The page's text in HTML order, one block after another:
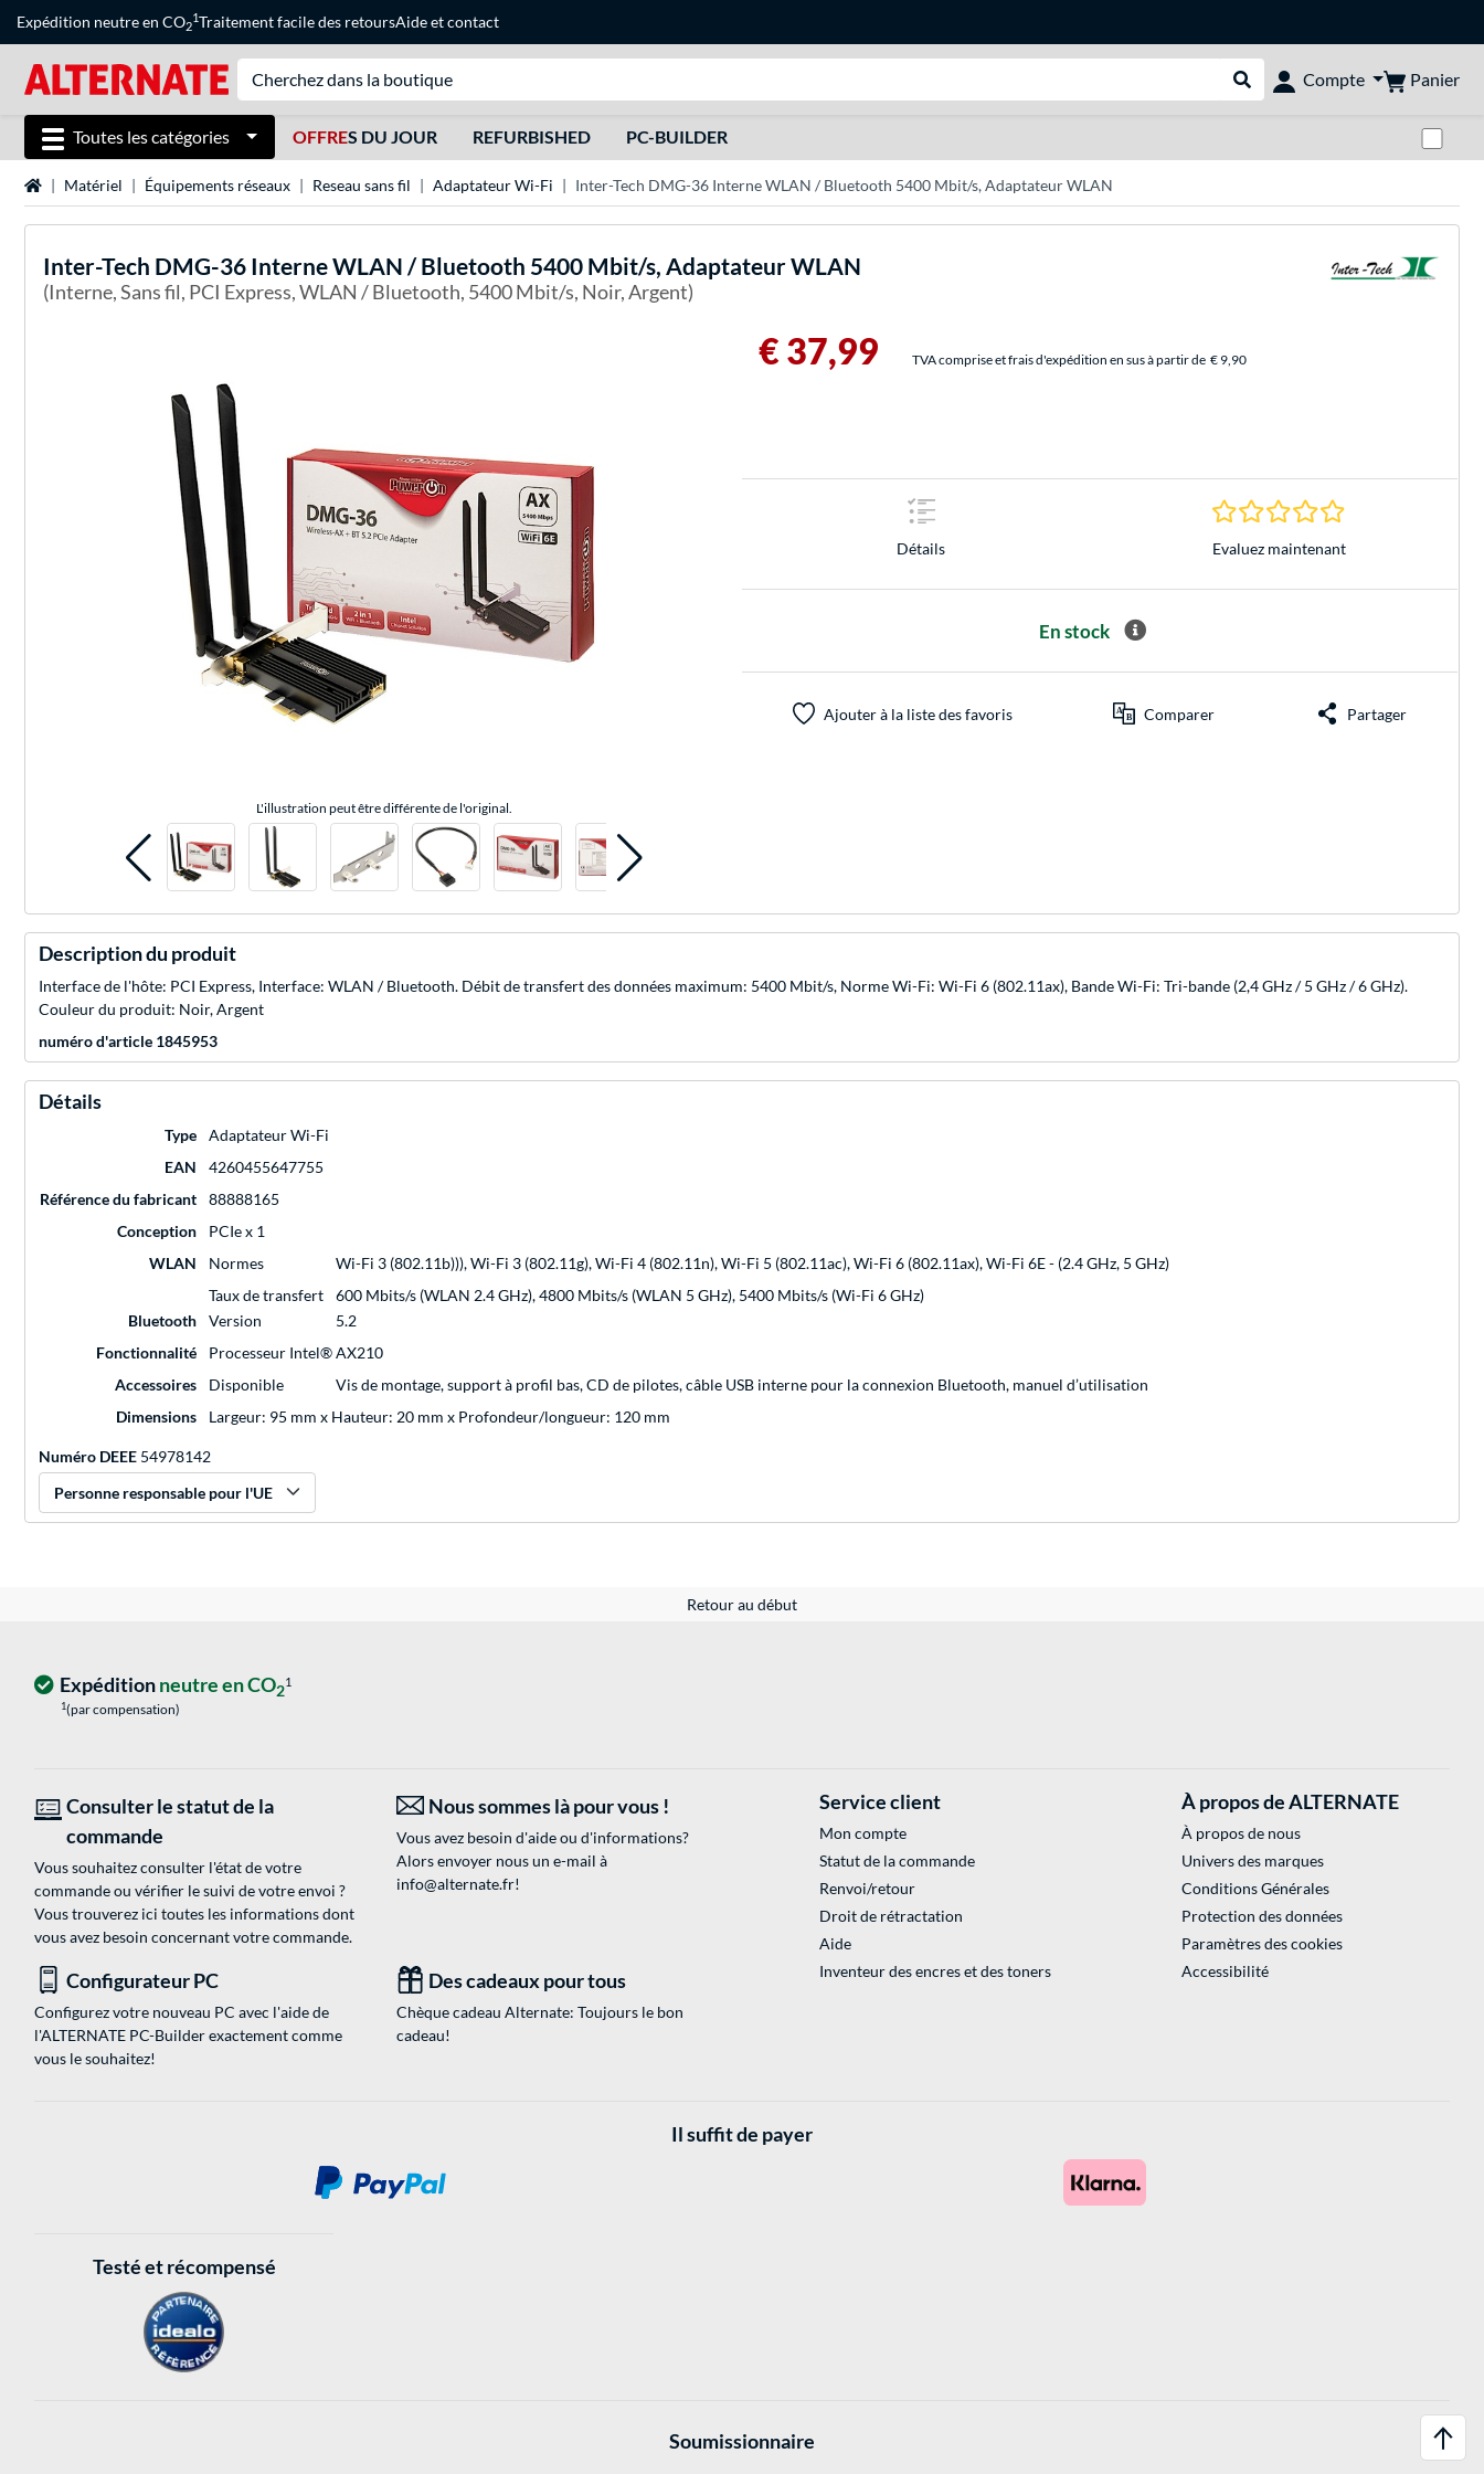
Expédition neutre en CO2
1Traitement facile des retoursAideetcontact
Rechercher dans le shop
Compte Panier
Toutes les catégories OFFRES DU JOUR REFURBISHED PC-BUILDER
Page d'accueil
Matériel Équipements réseaux Reseau sans fil Adaptateur Wi-Fi Inter-Tech DMG-36 Interne WLAN / Bluetooth 5400 Mbit/s, Adaptateur WLAN
Inter-Tech DMG-36 Interne WLAN / Bluetooth 5400 Mbit/s, Adaptateur WLAN
(Interne, Sans fil, PCI Express, WLAN / Bluetooth, 5400 Mbit/s, Noir, Argent)
L'illustration peut être différente de l'original.
€ 37,99 TVA comprise et frais d'expédition en sus à partir de € 9,90
Détails
0.0 Étoiles à 0
Evaluez maintenant
En stock
Ajouter à la liste des favoris Comparer Partager
Description du produit
Interface de l'hôte: PCI Express, Interface: WLAN / Bluetooth. Débit de transfert des données maximum: 5400 Mbit/s, Norme Wi-Fi: Wi-Fi 6 (802.11ax), Bande Wi-Fi: Tri-bande (2,4 GHz / 5 GHz / 6 GHz).
Couleur du produit: Noir, Argent
numéro d'article 1845953
Détails
Type
Adaptateur Wi-Fi
EAN
4260455647755
Référence du fabricant
88888165
Conception
PCIe x 1
WLAN
Normes
Wi-Fi 3 (802.11b))), Wi-Fi 3 (802.11g), Wi-Fi 4 (802.11n), Wi-Fi 5 (802.11ac), Wi-Fi 6 (802.11ax), Wi-Fi 6E - (2.4 GHz, 5 GHz)
Taux de transfert
600 Mbits/s (WLAN 2.4 GHz), 4800 Mbits/s (WLAN 5 GHz), 5400 Mbits/s (Wi-Fi 6 GHz)
Bluetooth
Version
5.2
Fonctionnalité
Processeur Intel® AX210
Accessoires
Disponible
Vis de montage, support à profil bas, CD de pilotes, câble USB interne pour la connexion Bluetooth, manuel d’utilisation
Dimensions
Largeur: 95 mm x Hauteur: 20 mm x Profondeur/longueur: 120 mm
Numéro DEEE 54978142
Personne responsable pour l'UE
Retour au début
Expéditionneutre en CO21
1(par compensation)
Consulter le statut de la
commande
Vous souhaitez consulter l'état de votre
commande ou vérifier le suivi de votre envoi ?
Vous trouverez ici toutes les informations dont
vous avez besoin concernant votre commande.
Nous sommes là pour vous !
Vous avez besoin d'aide ou d'informations?
Alors envoyer nous un e-mail à
info@alternate.fr!
Configurateur PC
Configurez votre nouveau PC avec l'aide de
l'ALTERNATE PC-Builder exactement comme
vous le souhaitez!
Des cadeaux pour tous
Chèque cadeau Alternate: Toujours le bon
cadeau!
Service client
Mon compte
Statut de la commande
Renvoi/retour
Droit de rétractation
Aide
Inventeur des encres et des toners
À propos de ALTERNATE
À propos de nous
Univers des marques
Conditions Générales
Protection des données
Paramètres des cookies
Accessibilité
Il suffit de payer
Testé et récompensé
Soumissionnaire